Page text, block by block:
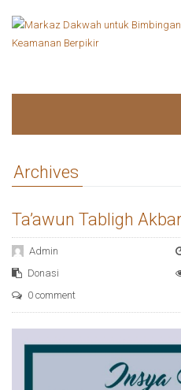
Archives
Ta’awun Tabligh
Admin
Donasi
0 comment